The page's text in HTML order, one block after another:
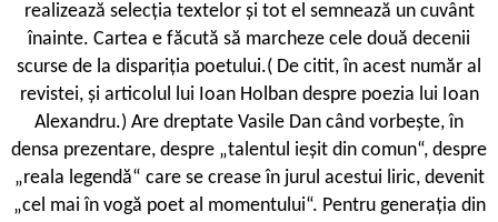
realizează selecția textelor și tot el semnează un cuvânt
înainte. Cartea e făcută să marcheze cele două decenii
scurse de la dispariția poetului.( De citit, în acest număr al
revistei, și articolul lui Ioan Holban despre poezia lui Ioan
Alexandru.) Are dreptate Vasile Dan când vorbește, în
densa prezentare, despre „talentul ieșit din comun“, despre
„reala legendă“ care se crease în jurul acestui liric, devenit
„cel mai în vogă poet al momentului“. Pentru generația din